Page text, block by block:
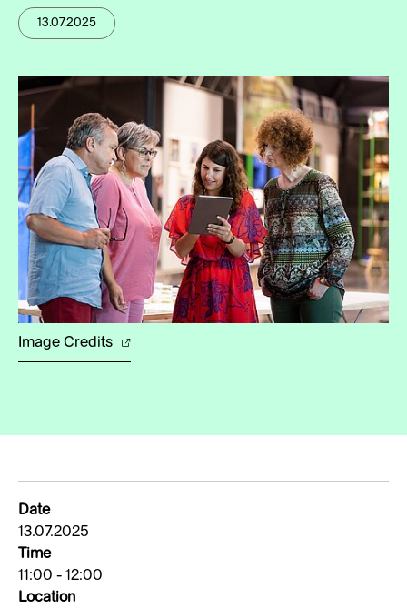
13.07.2025
Image Credits
Date
13.07.2025
Time
11:00 - 12:00
Location